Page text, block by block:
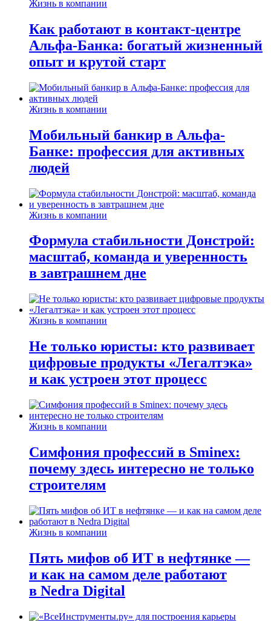
Жизнь в компании
Как работают в контакт-центре
Альфа-Банка: богатый жизненный
опыт и крутой старт
Жизнь в компании
Мобильный банкир в Альфа-
Банке: профессия для активных
людей
Жизнь в компании
Формула стабильности Донстрой:
масштаб, команда и уверенность
в завтрашнем дне
Жизнь в компании
Не только юристы: кто развивает
цифровые продукты «Легалтэка»
и как устроен этот процесс
Жизнь в компании
Симфония профессий в Sminex:
почему здесь интересно не только
строителям
Жизнь в компании
Пять мифов об ИТ в нефтянке —
и как на самом деле работают
в Nedra Digital